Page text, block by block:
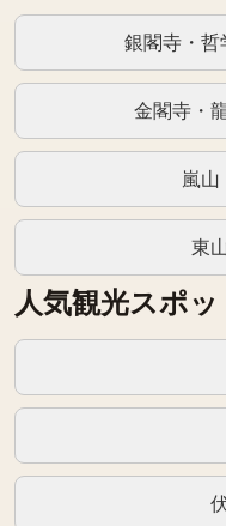
銀閣寺・哲
金閣寺・
嵐山
東
人気観光スポッ